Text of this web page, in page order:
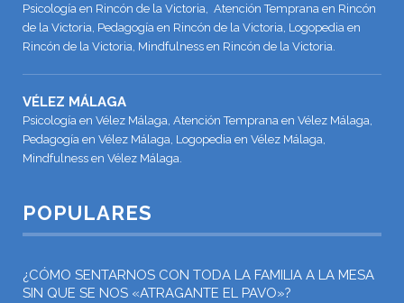
Psicología en Rincón de la Victoria, Atención Temprana en Rincón
de la Victoria, Pedagogía en Rincón de la Victoria, Logopedia en
Rincón de la Victoria, Mindfulness en Rincón de la Victoria.
VÉLEZ MÁLAGA
Psicología en Vélez Málaga, Atención Temprana en Vélez Málaga,
Pedagogía en Vélez Málaga, Logopedia en Vélez Málaga,
Mindfulness en Vélez Málaga.
POPULARES
¿CÓMO SENTARNOS CON TODA LA FAMILIA A LA MESA
SIN QUE SE NOS «ATRAGANTE EL PAVO»?